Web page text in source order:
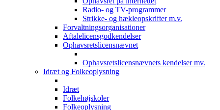
Radio- og TV-programmer
Strikke- og hækleopskrifter m.v.
Forvaltningsorganisationer
Aftalelicensgodkendelser
Ophavsretslicensnævnet
Ophavsretslicensnævnets kendelser mv.
Idræt og Folkeoplysning
Idræt
Folkehøjskoler
Folkeoplysning